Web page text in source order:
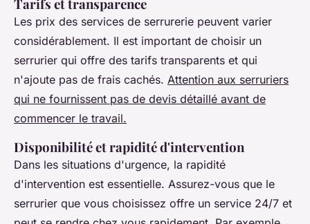
Tarifs et transparence
Les prix des services de serrurerie peuvent varier
considérablement. Il est important de choisir un
serrurier qui offre des tarifs transparents et qui
n'ajoute pas de frais cachés. Attention aux serruriers
qui ne fournissent pas de devis détaillé avant de
commencer le travail.
Disponibilité et rapidité d'intervention
Dans les situations d'urgence, la rapidité
d'intervention est essentielle. Assurez-vous que le
serrurier que vous choisissez offre un service 24/7 et